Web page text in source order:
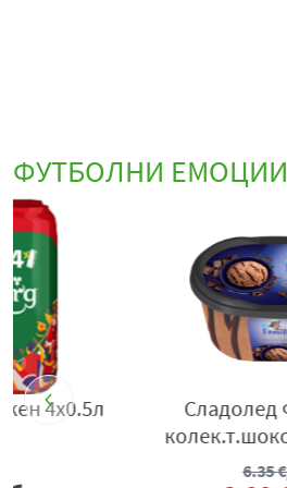
ФУТБОЛНИ ЕМОЦИИ
Слънчоглед jump сол 150гр